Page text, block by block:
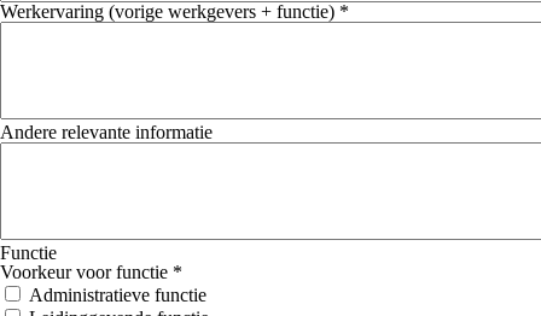
Werkervaring (vorige werkgevers + functie) *
Andere relevante informatie
Functie
Voorkeur voor functie *
Administratieve functie